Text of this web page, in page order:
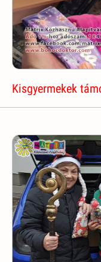
Kisgyermekek